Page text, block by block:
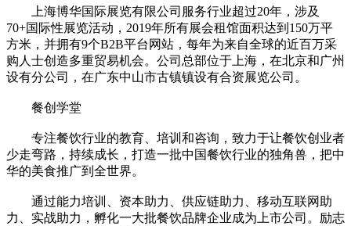
上海博华国际展览有限公司服务行业超过20年，涉及
70+国际性展览活动，2019年所有展会租馆面积达到150万平
方米，并拥有9个B2B平台网站，每年为来自全球的近百万采
购人士创造多重贸易机会。公司总部位于上海，在北京和广州
设有分公司，在广东中山市古镇镇设有合资展览公司。
餐创学堂
专注餐饮行业的教育、培训和咨询，致力于让餐饮创业者
少走弯路，持续成长，打造一批中国餐饮行业的独角兽，把中
华的美食推广到全世界。
通过能力培训、资本助力、供应链助力、移动互联网助
力、实战助力，孵化一大批餐饮品牌企业成为上市公司。励志